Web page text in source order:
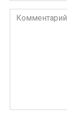
Комментарий